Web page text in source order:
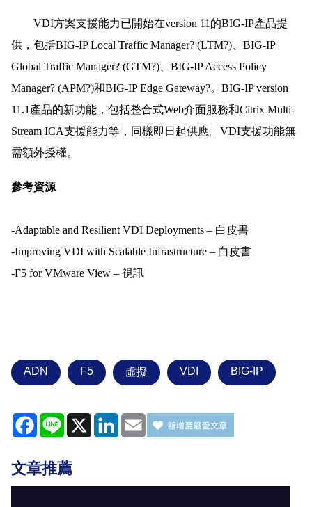
VDI方案支援能力已開始在version 11的BIG-IP產品提
供，包括BIG-IP Local Traffic Manager? (LTM?)、BIG-IP
Global Traffic Manager? (GTM?)、BIG-IP Access Policy
Manager? (APM?)和BIG-IP Edge Gateway?。BIG-IP version
11.1產品的新功能，包括整合式Web介面服務和Citrix Multi-
Stream ICA支援能力等，同樣即日起供應。VDI支援功能無
需額外授權。
參考資源
-Adaptable and Resilient VDI Deployments – 白皮書
-Improving VDI with Scalable Infrastructure – 白皮書
-F5 for VMware View – 視訊
ADN F5 虛擬 VDI BIG-IP
Facebook
Line X LinkedIn
Email
文章推薦